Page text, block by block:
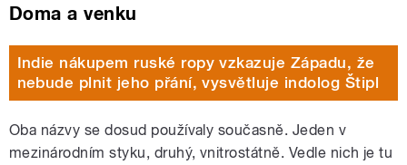
Doma a venku
Indie nákupem ruské ropy vzkazuje Západu, že
nebude plnit jeho přání, vysvětluje indolog Štipl
Oba názvy se dosud používaly současně. Jeden v
mezinárodním styku, druhý, vnitrostátně. Vedle nich je tu